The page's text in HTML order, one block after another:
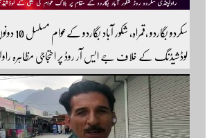
سکردو
لوڈشیڈنگ کے خلاف جے ایس آر روڈ پر احتجاجی مظاہرہ
قسم کی ٹریفک کے لئے بند۔۔ مزید اپڈیٹس کے لیے
سبسکرائب کریں